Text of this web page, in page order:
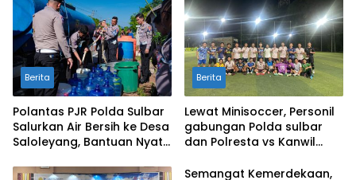
Berita
Polantas PJR Polda Sulbar
Salurkan Air Bersih ke Desa
Saloleyang, Bantuan Nyata
Berita
Lewat Minisoccer, Personil
gabungan Polda sulbar
dan Polresta vs Kanwil
Ikatan Persaudaraan
Semangat Kemerdekaan,